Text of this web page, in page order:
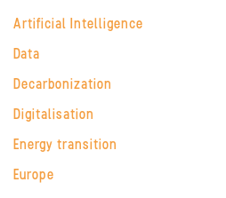
Artificial Intelligence
Data
Decarbonization
Digitalisation
Energy transition
Europe